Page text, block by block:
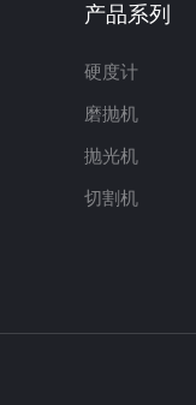
产品系列
硬度计
磨抛机
抛光机
切割机